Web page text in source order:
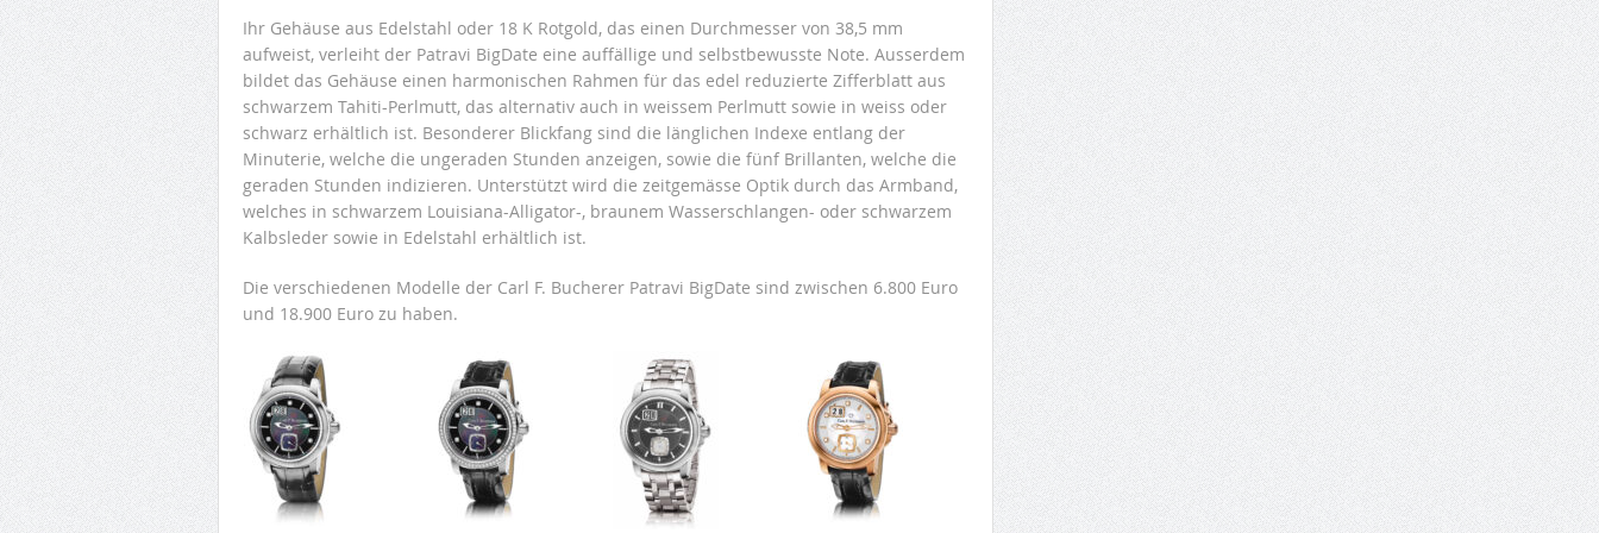
Ihr Gehäuse aus Edelstahl oder 18 K Rotgold, das einen Durchmesser von 38,5 mm
aufweist, verleiht der Patravi BigDate eine auffällige und selbstbewusste Note. Ausserdem
bildet das Gehäuse einen harmonischen Rahmen für das edel reduzierte Zifferblatt aus
schwarzem Tahiti-Perlmutt, das alternativ auch in weissem Perlmutt sowie in weiss oder
schwarz erhältlich ist. Besonderer Blickfang sind die länglichen Indexe entlang der
Minuterie, welche die ungeraden Stunden anzeigen, sowie die fünf Brillanten, welche die
geraden Stunden indizieren. Unterstützt wird die zeitgemässe Optik durch das Armband,
welches in schwarzem Louisiana-Alligator-, braunem Wasserschlangen- oder schwarzem
Kalbsleder sowie in Edelstahl erhältlich ist.
Die verschiedenen Modelle der Carl F. Bucherer Patravi BigDate sind zwischen 6.800 Euro
und 18.900 Euro zu haben.